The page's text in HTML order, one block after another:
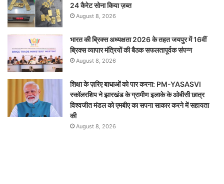
24 कैरेट सोना किया ज़ब्त
August 8, 2026
भारत की ब्रिक्‍स अध्यक्षता 2026 के तहत जयपुर में 16वीं
ब्रिक्‍स व्यापार मंत्रियों की बैठक सफलतापूर्वक संपन्न
August 8, 2026
शिक्षा के ज़रिए बाधाओं को पार करना: PM-YASASVI
स्कॉलरशिप ने झारखंड के ग्रामीण इलाके के ओबीसी छात्र
विश्वजीत मंडल को एमबीए का सपना साकार करने में सहायता
की
August 8, 2026